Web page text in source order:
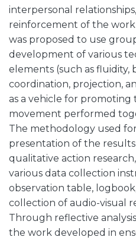
interpersonal
reinforcement of the
was proposed to use
development of various
elements (such as fluidity,
coordination, projection,
as a vehicle for
movement performed
The methodology used
presentation of the
qualitative action
various data collection
observation table,
collection of audio-visual
Through reflective
the work developed in